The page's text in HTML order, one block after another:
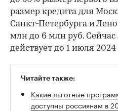
размер кредита для
Санкт-Петербурга и
млн до 6 млн руб. Сейчас
действует до 1 июля 2024
Читайте также:
Какие льготные
доступны россиянам в